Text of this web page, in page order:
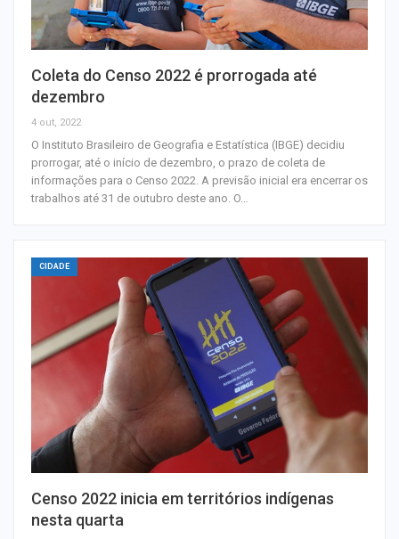
Coleta do Censo 2022 é prorrogada até
dezembro
4 out, 2022
O Instituto Brasileiro de Geografia e Estatística (IBGE) decidiu
prorrogar, até o início de dezembro, o prazo de coleta de
informações para o Censo 2022. A previsão inicial era encerrar os
trabalhos até 31 de outubro deste ano. O…
CIDADE
Censo 2022 inicia em territórios indígenas
nesta quarta